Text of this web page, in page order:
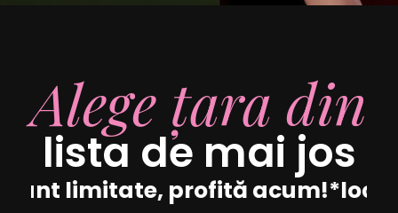
Alege țara din
lista de mai jos
limitate, profită acum!